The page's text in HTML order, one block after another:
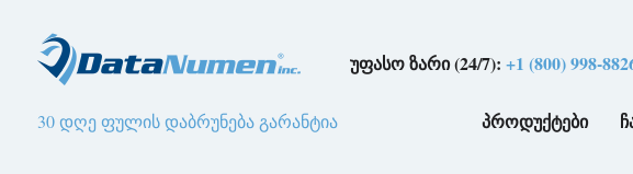
უფასო ზარი (24/7):+1 (800) 998-
30 დღე ფულის დაბრუნება გარანტია ᲞᲠᲝᲓᲣᲥᲢᲔᲑᲘ